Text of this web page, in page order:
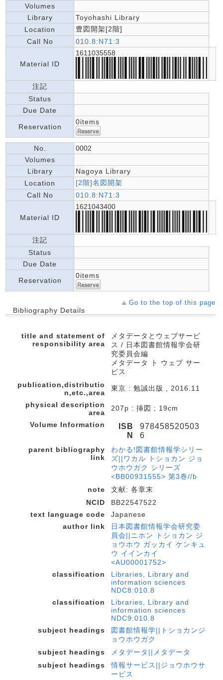
Volumes
Library
Toyohashi Library
Location
豊図開架[2階]
Call No
010.8:N71:3
Material ID
1611035558
注記
Status
Due Date
Reservation
0items
No.
0002
Volumes
Library
Nagoya Library
Location
[2階]名図開架
Call No
010.8:N71:3
Material ID
1621043400
注記
Status
Due Date
Reservation
0items
Go to the top of this page
Bibliography Details
title and statement of
responsibility area
メタデータとウェブサービ
ス / 日本図書館情報学会研
究委員会編
メタデータ ト ウェブ サー
ビス
publication,distributio
n,etc.,area
東京 : 勉誠出版 , 2016.11
physical description
area
207p : 挿図 ; 19cm
Volume Information
ISB
N
978458520503
6
parent bibliography
link
わかる!図書館情報学シリー
ズ||ワカル トショカン ジョ
ウホウガク シリーズ
<BB00931555> 第3巻//b
note
文献: 各章末
NCID
BB22547522
text language code
Japanese
author link
日本図書館情報学会研究委
員会||ニホン トショカン ジ
ョウホウ ガッカイ ケンキュ
ウ イインカイ
<AU00001752>
classification
Libraries, Library and
information sciences
NDC8:010.8
classification
Libraries, Library and
information sciences
NDC9:010.8
subject headings
図書館情報学||トショカンジ
ョウホウガク
subject headings
メタデータ||メタデータ
subject headings
情報サービス||ジョウホウサ
ービス